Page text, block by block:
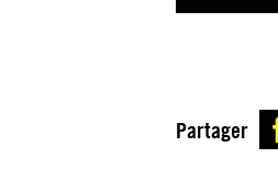
Partager